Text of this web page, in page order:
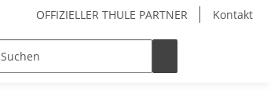
OFFIZIELLER THULE PARTNER Kontakt